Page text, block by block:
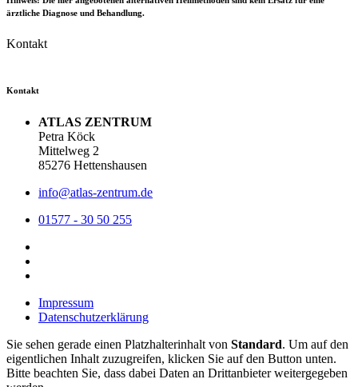
ärztliche Diagnose und Behandlung.
Kontakt
Kontakt
ATLAS ZENTRUM
Petra Köck
Mittelweg 2
85276 Hettenshausen
info@atlas-zentrum.de
01577 - 30 50 255
Impressum
Datenschutzerklärung
Sie sehen gerade einen Platzhalterinhalt von Standard. Um auf den
eigentlichen Inhalt zuzugreifen, klicken Sie auf den Button unten.
Bitte beachten Sie, dass dabei Daten an Drittanbieter weitergegeben